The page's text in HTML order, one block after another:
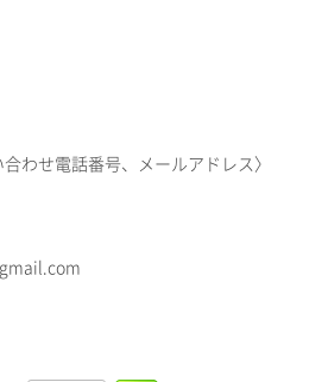
わせ電話番号、メールアドレス〉